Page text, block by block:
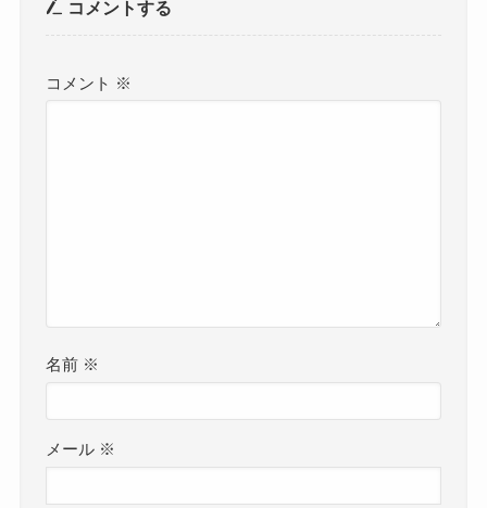
コメントする
コメント ※
名前 ※
メール ※